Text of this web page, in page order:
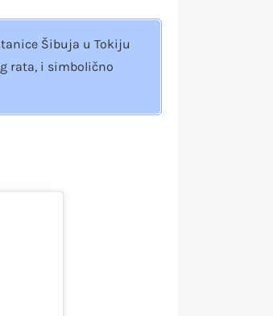
Šibuja u Tokiju
rata, i simbolično